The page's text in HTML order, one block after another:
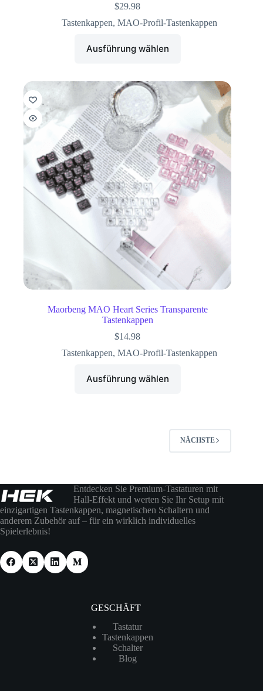
$29.98
Tastenkappen, MAO-Profil-Tastenkappen
Ausführung wählen
Maorbeng MAO Heart Series Transparente
Tastenkappen
$14.98
Tastenkappen, MAO-Profil-Tastenkappen
Ausführung wählen
NÄCHSTE
Entdecken Sie Premium-Tastaturen mit
Hall-Effekt und werten Sie Ihr Setup mit
einzigartigen Tastenkappen, magnetischen Schaltern und
anderem Zubehör auf – für ein wirklich individuelles
Spielerlebnis!
GESCHÄFT
Tastatur
Tastenkappen
Schalter
Blog